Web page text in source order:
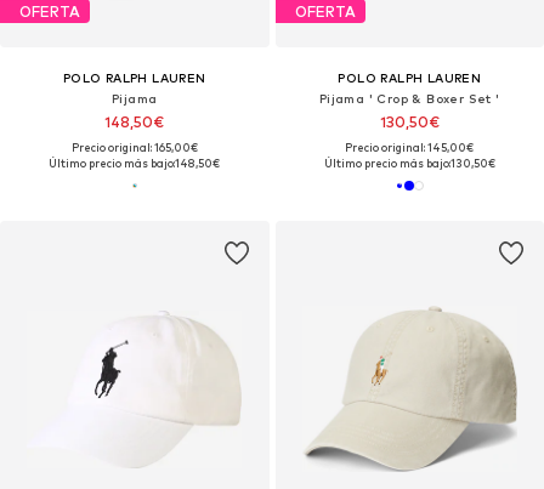
OFERTA
POLO RALPH LAUREN
Pijama
148,50€
Precio original: 165,00€
Último precio más bajo:148,50€
OFERTA
POLO RALPH LAUREN
Pijama ' Crop & Boxer Set '
130,50€
Precio original: 145,00€
Último precio más bajo:130,50€